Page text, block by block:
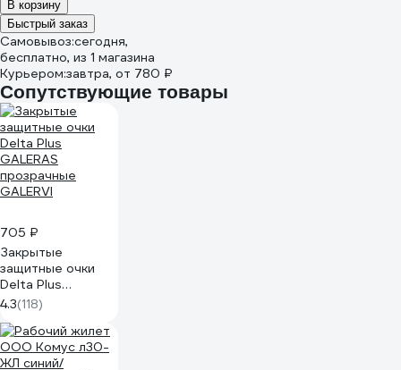
В корзину
Быстрый заказ
Самовывоз:сегодня,
бесплатно, из 1 магазина
Курьером:завтра, от 780 ₽
Сопутствующие товары
705 ₽
Закрытые
защитные очки
Delta Plus
GALERAS
прозрачные
GALERVI
4.3(118)